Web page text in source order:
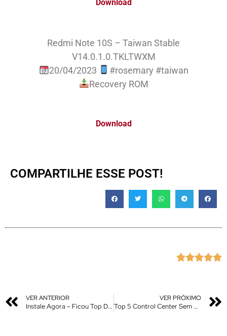
Download
Redmi Note 10S – Taiwan Stable
V14.0.1.0.TKLTWXM
20/04/2023
#rosemary #taiwan
Recovery ROM
Download
COMPARTILHE ESSE POST!

VER ANTERIOR
Instale Agora – Ficou Top Demias – Miui 14 Novo Centro de Controle Tema
VER PRÓXIMO
Top 5 Control Center Sem Nomes nos Atalhos e Com Tela Cheia Sem Bordas – MTZ